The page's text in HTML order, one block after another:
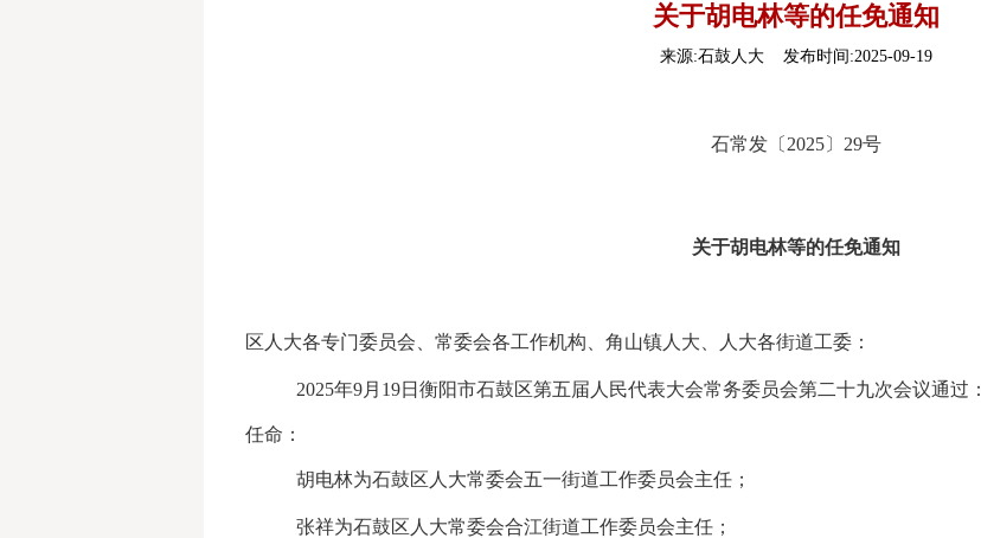
关于胡电林等的任免通知
来源:石鼓人大 发布时间:2025-09-19
石常发〔2025〕29号
关于胡电林等的任免通知
区人大各专门委员会、常委会各工作机构、角山镇人大、人大各街道工委：
2025年9月19日衡阳市石鼓区第五届人民代表大会常务委员会第二十九次会议通过：
任命：
胡电林为石鼓区人大常委会五一街道工作委员会主任；
张祥为石鼓区人大常委会合江街道工作委员会主任；